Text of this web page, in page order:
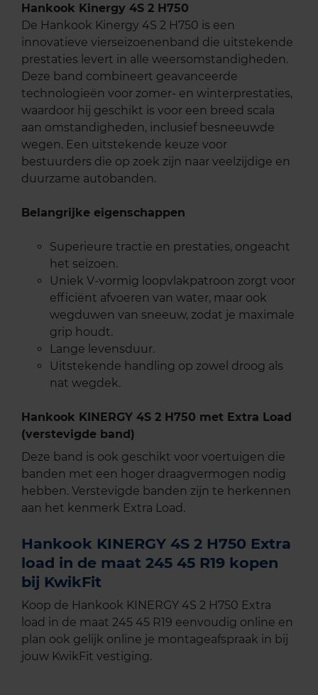
Hankook Kinergy 4S 2 H750
De Hankook Kinergy 4S 2 H750 is een
innovatieve vierseizoenenband die uitstekende
prestaties levert in alle weersomstandigheden.
Deze band combineert geavanceerde
technologieën voor zomer- en winterprestaties,
waardoor hij geschikt is voor een breed scala
aan omstandigheden, inclusief besneeuwde
wegen. Een uitstekende keuze voor
bestuurders die op zoek zijn naar veelzijdige en
duurzame autobanden.
Belangrijke eigenschappen
Superieure tractie en prestaties, ongeacht
het seizoen.
Uniek V-vormig loopvlakpatroon zorgt voor
efficiënt afvoeren van water, maar ook
wegduwen van sneeuw, zodat je maximale
grip houdt.
Lange levensduur.
Uitstekende handling op zowel droog als
nat wegdek.
Hankook KINERGY 4S 2 H750 met Extra Load
(verstevigde band)
Deze band is ook geschikt voor voertuigen die
banden met een hoger draagvermogen nodig
hebben. Verstevigde banden zijn te herkennen
aan het kenmerk Extra Load.
Hankook KINERGY 4S 2 H750 Extra
load in de maat 245 45 R19 kopen
bij KwikFit
Koop de Hankook KINERGY 4S 2 H750 Extra
load in de maat 245 45 R19 eenvoudig online en
plan ook gelijk online je montageafspraak in bij
jouw KwikFit vestiging.